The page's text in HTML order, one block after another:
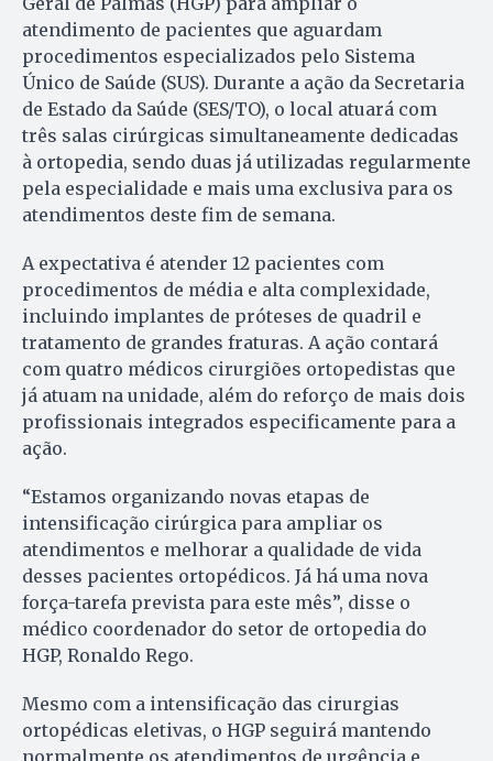
atendimento de pacientes que aguardam
procedimentos especializados pelo Sistema
Único de Saúde (SUS). Durante a ação da Secretaria
de Estado da Saúde (SES/TO), o local atuará com
três salas cirúrgicas simultaneamente dedicadas
à ortopedia, sendo duas já utilizadas regularmente
pela especialidade e mais uma exclusiva para os
atendimentos deste fim de semana.
A expectativa é atender 12 pacientes com
procedimentos de média e alta complexidade,
incluindo implantes de próteses de quadril e
tratamento de grandes fraturas. A ação contará
com quatro médicos cirurgiões ortopedistas que
já atuam na unidade, além do reforço de mais dois
profissionais integrados especificamente para a
ação.
“Estamos organizando novas etapas de
intensificação cirúrgica para ampliar os
atendimentos e melhorar a qualidade de vida
desses pacientes ortopédicos. Já há uma nova
força-tarefa prevista para este mês”, disse o
médico coordenador do setor de ortopedia do
HGP, Ronaldo Rego.
Mesmo com a intensificação das cirurgias
ortopédicas eletivas, o HGP seguirá mantendo
normalmente os atendimentos de urgência e